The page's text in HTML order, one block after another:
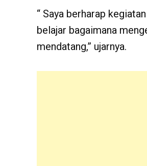
“ Saya berharap
belajar bagaimana
mendatang,” ujarnya.